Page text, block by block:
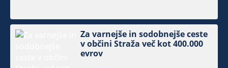
Za varnejše in sodobnejše ceste
v občini Straža več kot 400.000
evrov